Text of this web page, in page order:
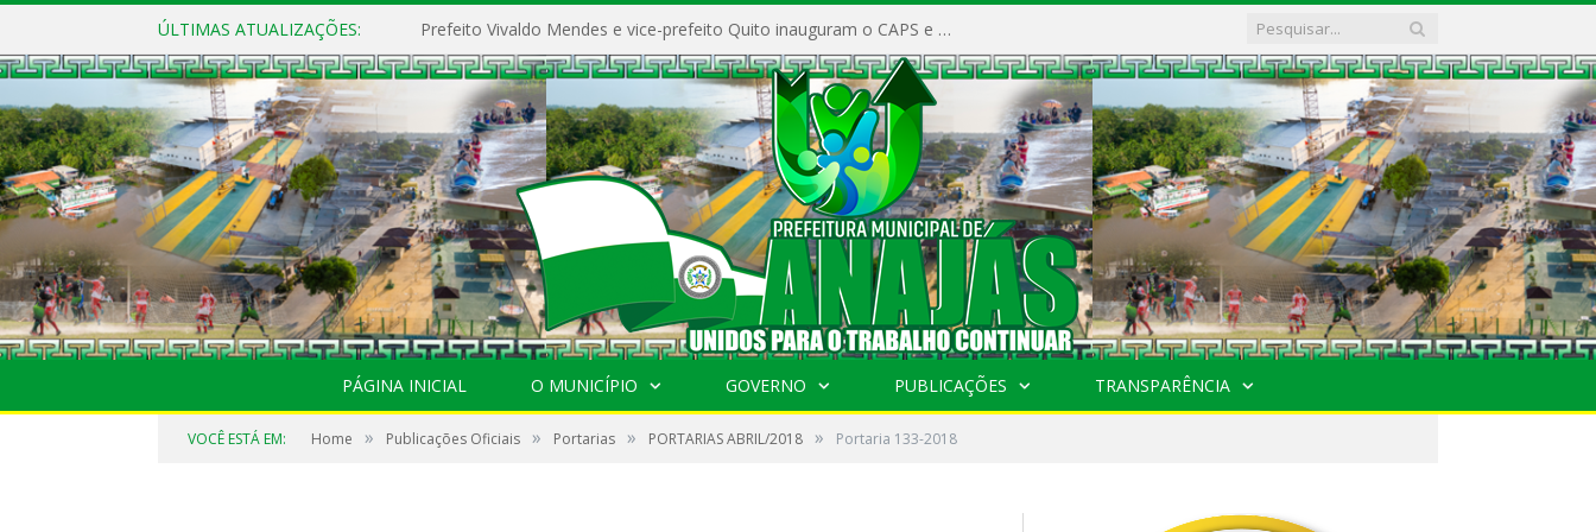
ÚLTIMAS ATUALIZAÇÕES: Prefeito Vivaldo Mendes e vice-prefeito Quito inauguram o CAPS e fortalecem a saúde pública em Anajás.
PÁGINA INICIAL O MUNICÍPIO GOVERNO PUBLICAÇÕES TRANSPARÊNCIA
VOCÊ ESTÁ EM: Home » Publicações Oficiais » Portarias » PORTARIAS ABRIL/2018 » Portaria 133-2018